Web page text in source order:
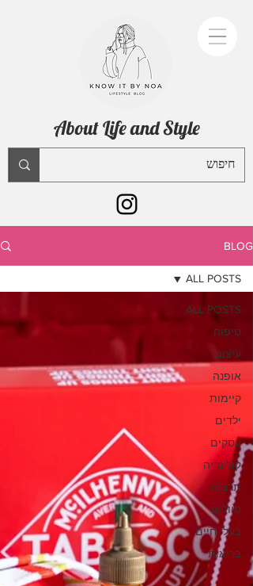
About Life and Style
BLOG
ALL POSTS
טיפוח
עיצוב
אופנה
קיימות
ילדים
עסקים
קולינריה
תרבות
טיולים
בעלי חיים
בריאות
ALL POSTS